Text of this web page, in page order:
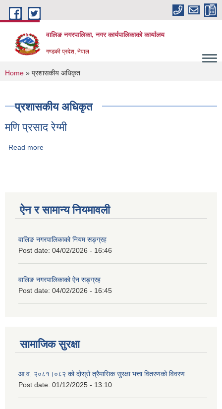
Skip to main content
वालिङ नगरपालिका, नगर कार्यपालिकाको कार्यालय
गण्डकी प्रदेश, नेपाल
You are here
Home » प्रशासकीय अधिकृत
प्रशासकीय अधिकृत
मणि प्रसाद रेग्मी
Read more
ऐन र सामान्य नियमावली
वालिङ नगरपालिकाको नियम सङ्ग्रह
Post date: 04/02/2026 - 16:46
वालिङ नगरपालिकाको ऐन सङ्ग्रह
Post date: 04/02/2026 - 16:45
सामाजिक सुरक्षा
आ.व. २०८१।०८२ को दोस्रो त्रैमासिक सुरक्षा भत्ता वितरणको विवरण
Post date: 01/12/2025 - 13:10